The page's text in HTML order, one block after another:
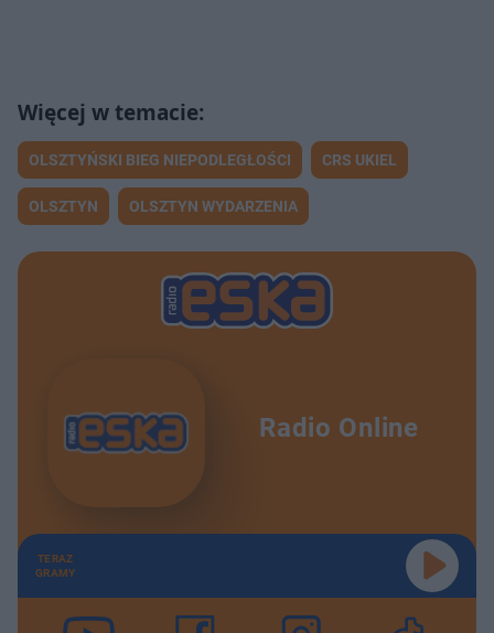
OLSZTYŃSKI BIEG NIEPODLEGŁOŚCI CRS UKIEL
OLSZTYN OLSZTYN WYDARZENIA
Radio Online
TERAZ
GRAMY